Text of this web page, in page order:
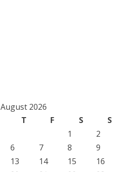
August 2026
T F S
S
1
2
6 7 8
9
13 14 15
16